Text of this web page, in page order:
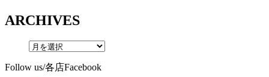
ARCHIVES
Follow us/各店Facebook